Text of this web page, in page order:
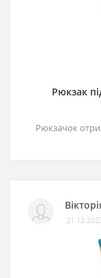
Рюкзак
Рюкзачок